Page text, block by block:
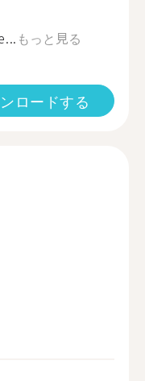
もっと見る
ロードする